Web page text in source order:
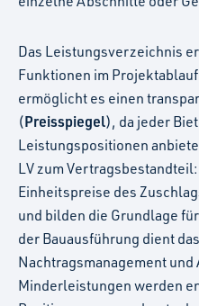
Das Leistungsverzeichnis
Funktionen im
ermöglicht es einen
(Preisspiegel), da jeder
Leistungspositionen
LV zum
Einheitspreise des
und bilden die Grundlage
der Bauausführung dient
Nachtragsmanagement
Minderleistungen werden